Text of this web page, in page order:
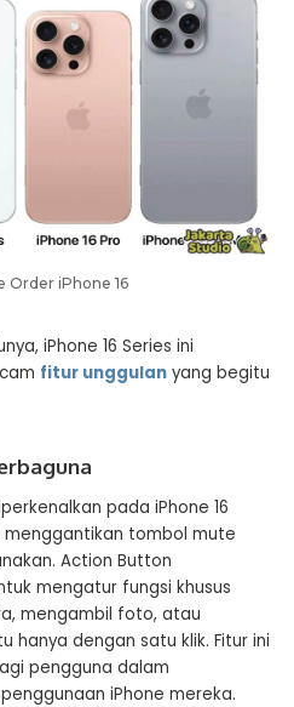
Order iPhone 16
iPhone 16 Series ini
fitur unggulan yang begitu
pada iPhone 16
tombol mute
Action Button
mengatur fungsi khusus
mengambil foto, atau
hanya dengan satu klik. Fitur ini
pengguna dalam
iPhone mereka.